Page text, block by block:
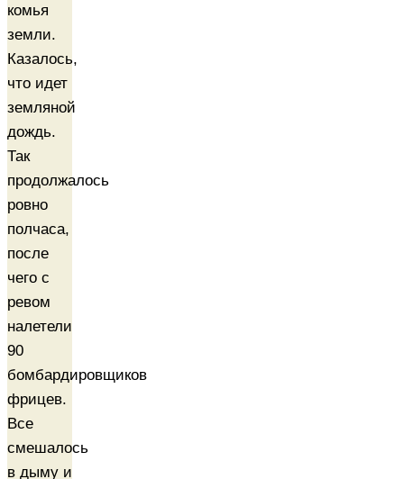
комья
земли.
Казалось,
что идет
земляной
дождь.
Так
продолжалось
ровно
полчаса,
после
чего с
ревом
налетели
90
бомбардировщиков
фрицев.
Все
смешалось
в дыму и